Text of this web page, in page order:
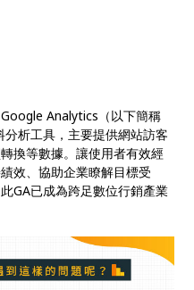
Analytics（以下簡稱
析工具，主要提供網站訪客
換等數據。讓使用者有效經
效、協助企業瞭解目標受
GA已成為跨足數位行銷產業